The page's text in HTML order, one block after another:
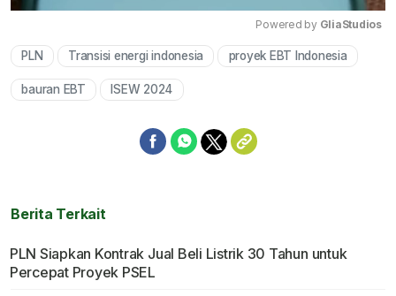
Mute
Powered by GliaStudios
PLN Transisi energi indonesia proyek EBT Indonesia
bauran EBT ISEW 2024
Berita Terkait
PLN Siapkan Kontrak Jual Beli Listrik 30 Tahun untuk
Percepat Proyek PSEL